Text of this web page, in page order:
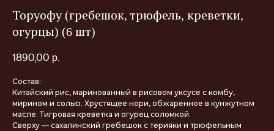
Торуофу (гребешок, трюфель, креветки,
огурцы) (6 шт)
1890,00 р.
Состав:
Китайский рис, маринованный в рисовом уксусе с комбу,
мирином и солью. Хрустящее нори, обжаренное в кунжутном
масле. Тигровая креветка и огурец соломкой.
Сверху — сахалинский гребешок с терияки и трюфельным